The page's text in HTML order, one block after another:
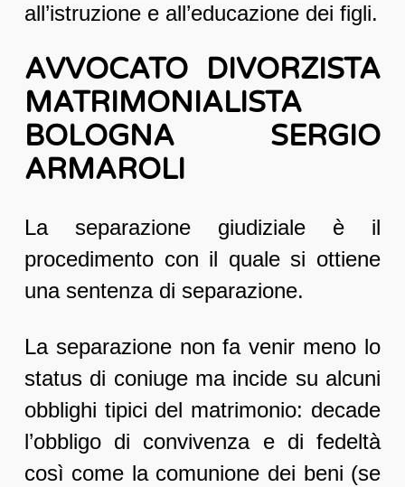
all’istruzione e all’educazione dei figli.
AVVOCATO DIVORZISTA
MATRIMONIALISTA
BOLOGNA SERGIO
ARMAROLI
La separazione giudiziale è il
procedimento con il quale si ottiene
una sentenza di separazione.
La separazione non fa venir meno lo
status di coniuge ma incide su alcuni
obblighi tipici del matrimonio: decade
l’obbligo di convivenza e di fedeltà
così come la comunione dei beni (se